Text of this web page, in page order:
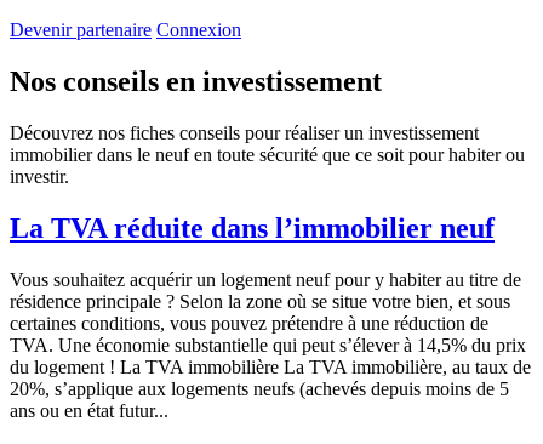
Devenir partenaire Connexion
Nos conseils en investissement
Découvrez nos fiches conseils pour réaliser un investissement
immobilier dans le neuf en toute sécurité que ce soit pour habiter ou
investir.
La TVA réduite dans l’immobilier neuf
Vous souhaitez acquérir un logement neuf pour y habiter au titre de
résidence principale ? Selon la zone où se situe votre bien, et sous
certaines conditions, vous pouvez prétendre à une réduction de
TVA. Une économie substantielle qui peut s’élever à 14,5% du prix
du logement ! La TVA immobilière La TVA immobilière, au taux de
20%, s’applique aux logements neufs (achevés depuis moins de 5
ans ou en état futur...